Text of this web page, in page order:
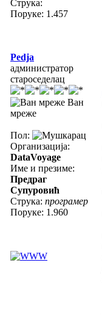
Струка:
Поруке: 1.457
Pedja
администратор
староседелац
Ван
мреже
Пол:
Организација:
DataVoyage
Име и презиме:
Предраг
Супуровић
Струка: програмер
Поруке: 1.960